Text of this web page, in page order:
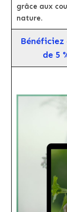
grâce aux
nature.
de 5